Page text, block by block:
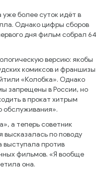
уже более суток идёт в
Однако цифры сборов
дня фильм собрал 64
версию: якобы
комиксов и франшизы
«Колобка». Однако
запрещены в России, но
в прокат хитрым
обслуживания».
а теперь советник
по поводу
выступала против
фильмов. «Я вообще
она.